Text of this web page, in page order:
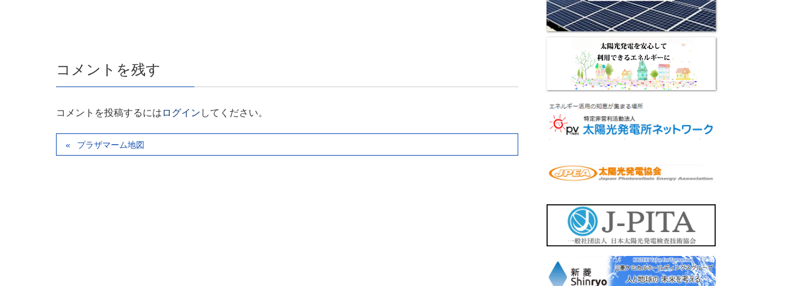
コメントを残す
コメントを投稿するには ログイン してください。
プラザマーム地図